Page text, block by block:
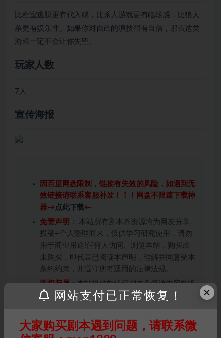
比密室逃脱更有代入感，比杀人游戏更有临场感，比狼人
杀更有娱乐性。如果你对自己的演技很有自信，那么这类
游戏一定不会让你失望。
玩家人数
7人
宣传海报
因百度网盘限制，链接有失效的风险，如遇到无
效链接请联系客服补发！！！网盘不限速下载神
器→ 点此下载←
免责声明 ： 本站所有剧本杀资源均为网友分享
投稿+个人整理而来，仅供学习研究使用，请勿
用于商业用途!任何人访问、浏览本站，购买或
未购买，即代表已阅读本声明，理解并同意受本
条约约束，并遵守所有适用的法律法规。
版权归属：本站提供的任何剧本杀资源内容的版
权均属于机关版权或权利人。如有侵权，请发邮
448271243@qq.com，如若情况属实，我们将
会在三天内下架相关剧本攻略。
×
网站支付已正常恢复！
大家购买剧本遇到问题，请联系微